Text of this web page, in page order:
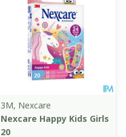
3M, Nexcare
Nexcare Happy Kids Girls
20